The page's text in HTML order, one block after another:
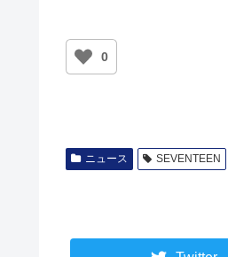
0
ニュース SEVENTEEN